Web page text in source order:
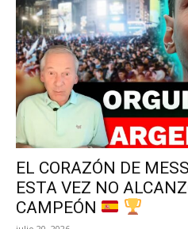
EL CORAZÓN DE
ESTA VEZ NO
CAMPEÓN